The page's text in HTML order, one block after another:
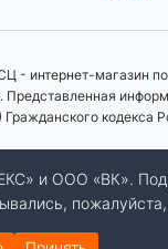
магазин
и ООО «ВК».